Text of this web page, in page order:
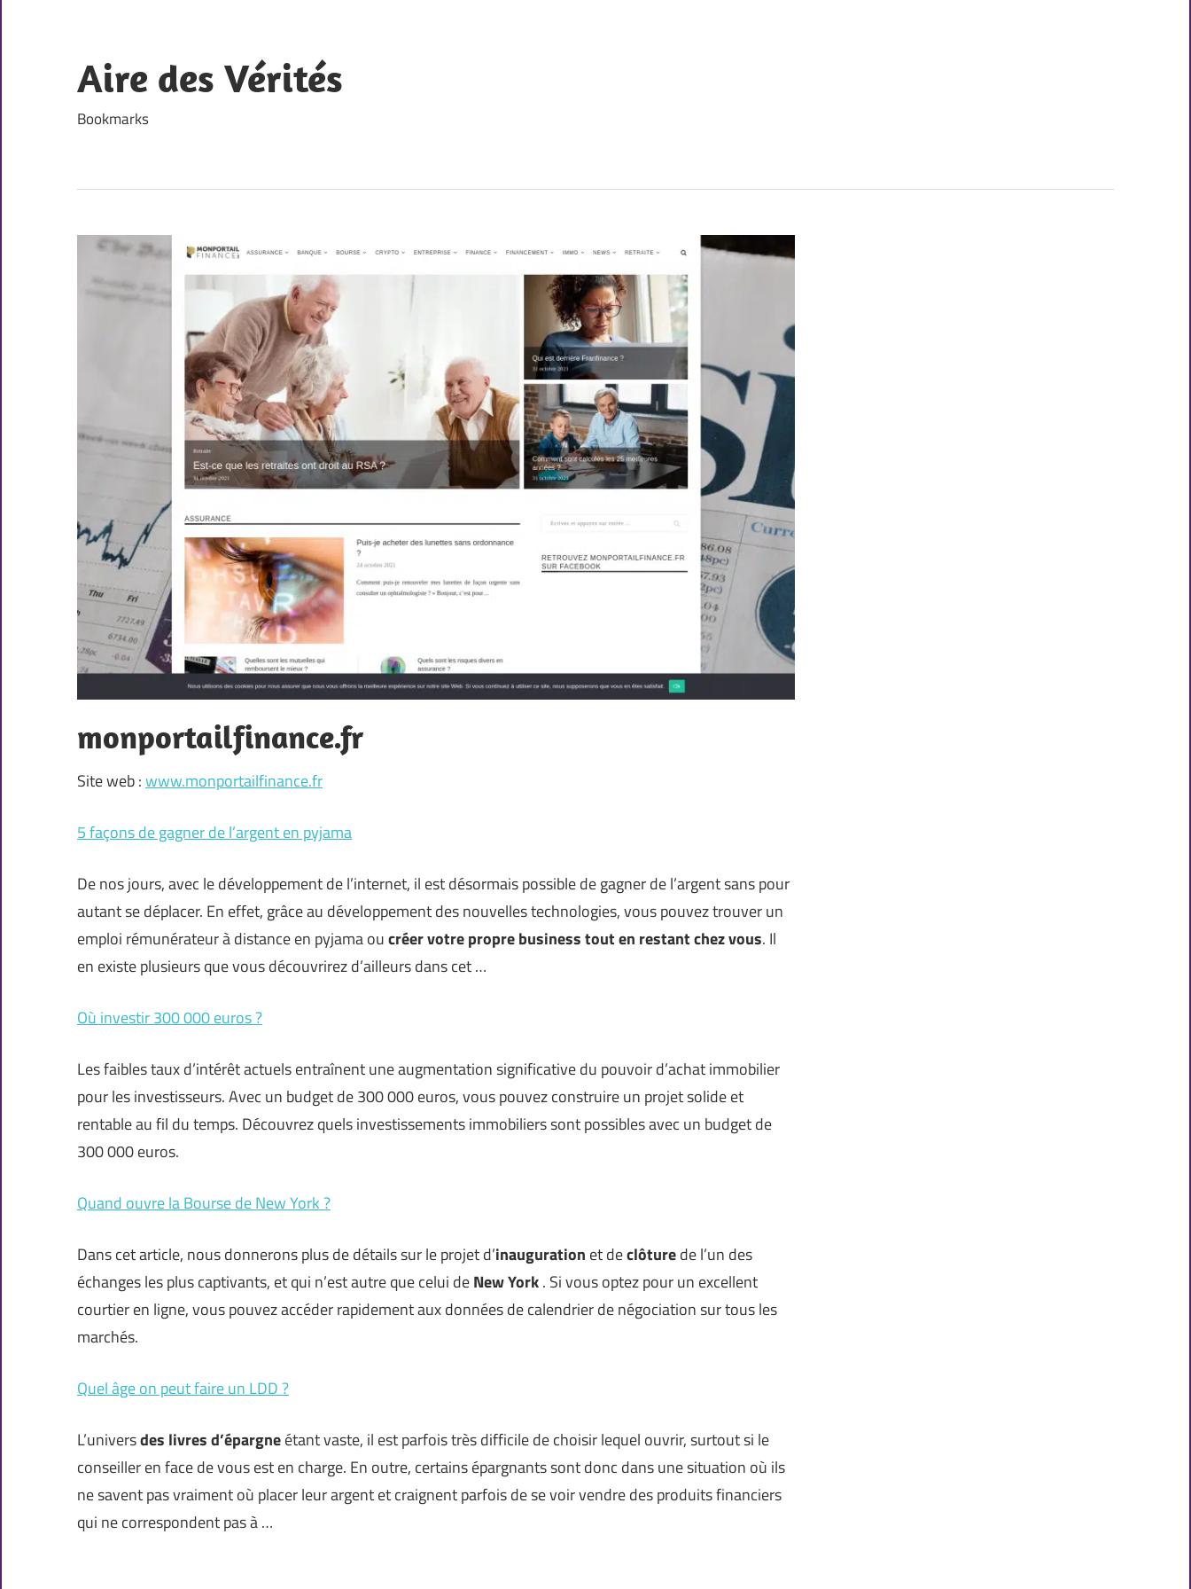
content
Aire des Vérités
Bookmarks
monportailfinance.fr
Site web :www.monportailfinance.fr
5 façons de gagner de l’argent en pyjama
De nos jours, avec le développement de l’internet, il est désormais possible de gagner de l’argent sans pour
autant se déplacer. En effet, grâce au développement des nouvelles technologies, vous pouvez trouver un
emploi rémunérateur à distance en pyjama oucréer votre propre business tout en restant chez vous. Il
en existe plusieurs que vous découvrirez d’ailleurs dans cet …
Où investir 300 000 euros ?
Les faibles taux d’intérêt actuels entraînent une augmentation significative du pouvoir d’achat immobilier
pour les investisseurs. Avec un budget de 300 000 euros, vous pouvez construire un projet solide et
rentable au fil du temps. Découvrez quels investissements immobiliers sont possibles avec un budget de
300 000 euros.
Quand ouvre la Bourse de New York ?
Dans cet article, nous donnerons plus de détails sur le projet d’inauguration et declôturede l’un des
échanges les plus captivants, et qui n’est autre que celui deNew York. Si vous optez pour un excellent
courtier en ligne, vous pouvez accéder rapidement aux données de calendrier de négociation sur tous les
marchés.
Quel âge on peut faire un LDD ?
L’universdes livres d’épargneétant vaste, il est parfois très difficile de choisir lequel ouvrir, surtout si le
conseiller en face de vous est en charge. En outre, certains épargnants sont donc dans une situation où ils
ne savent pas vraiment où placer leur argent et craignent parfois de se voir vendre des produits financiers
qui ne correspondent pas à …